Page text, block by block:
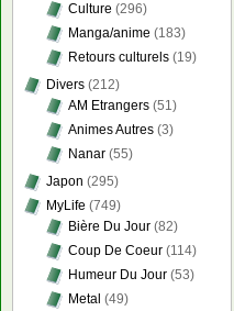
Culture (296)
Manga/anime (183)
Retours culturels (19)
Divers (212)
AM Etrangers (51)
Animes Autres (3)
Nanar (55)
Japon (295)
MyLife (749)
Bière Du Jour (82)
Coup De Coeur (114)
Humeur Du Jour (53)
Metal (49)